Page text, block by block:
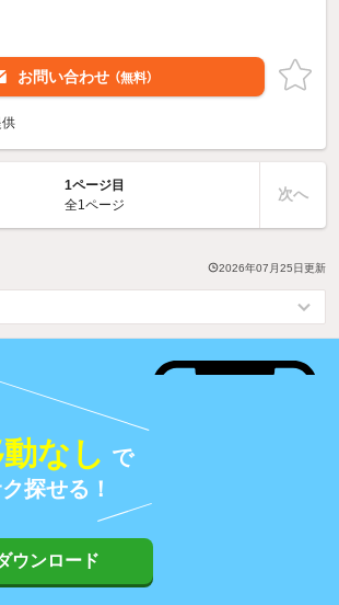
お問い合わせ （無料）
1ページ目
全1ページ
次へ
2026年07月25日更新
なし で
探せる！
ウンロード